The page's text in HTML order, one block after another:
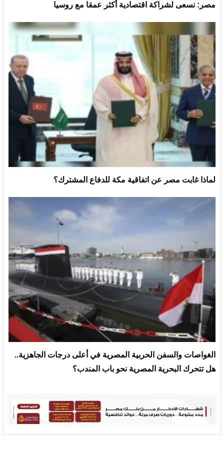
مصر: نسعى لشراكة اقتصادية أكثر عمقا مع روسيا
لماذا غابت مصر عن اتفاقية مكة للدفاع المشترك؟
الغواصات والسفن الحربية المصرية في أعلى درجات الجاهزية..
هل تتحرك البحرية المصرية نحو باب المندب؟